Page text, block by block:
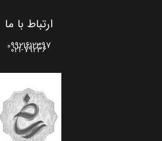
ارتباط با ما
09921612397
021-79236